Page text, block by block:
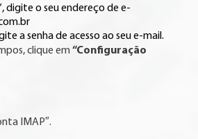
digite o seu endereço de e-
a senha de acesso ao seu e-mail.
clique em “Configuração
IMAP″.